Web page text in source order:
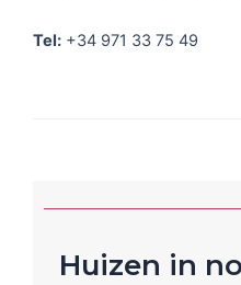
Tel: +34 971 33 75 49
Huizen in